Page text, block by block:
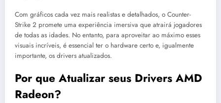
Com gráficos cada vez mais realistas e detalhados, o Counter-
Strike 2 promete uma experiência imersiva que atrairá jogadores
de todas as idades. No entanto, para aproveitar ao máximo esses
visuais incríveis, é essencial ter o hardware certo e, igualmente
importante, os drivers atualizados.
Por que Atualizar seus Drivers AMD
Radeon?